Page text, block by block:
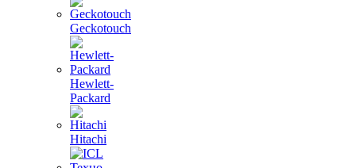
Geckotouch
Hewlett-
Packard
Hitachi